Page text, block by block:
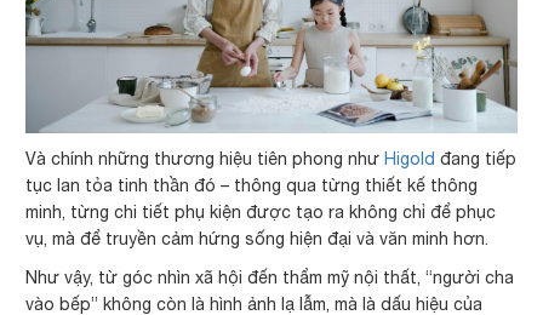
Và chính những thương hiệu tiên phong nhưHigold đang tiếp
tục lan tỏa tinh thần đó – thông qua từng thiết kế thông
minh, từng chi tiết phụ kiện được tạo ra không chỉ để phục
vụ, mà để truyền cảm hứng sống hiện đại và văn minh hơn.
Như vậy, từ góc nhìn xã hội đến thẩm mỹ nội thất, “người cha
vào bếp” không còn là hình ảnh lạ lẫm, mà là dấu hiệu của